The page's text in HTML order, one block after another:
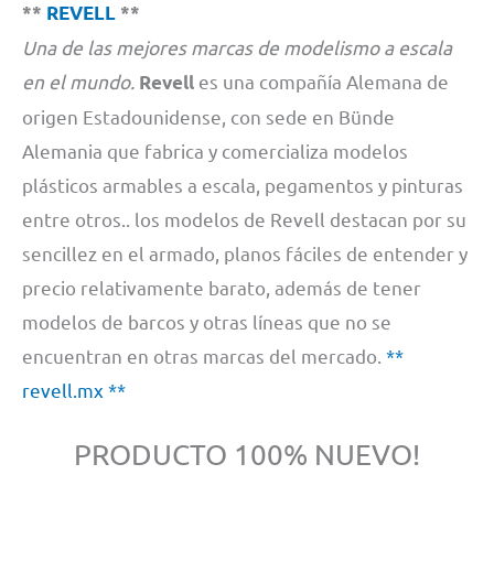
** REVELL **
Una de las mejores marcas de modelismo a escala
en el mundo. Revell es una compañía Alemana de
origen Estadounidense, con sede en Bünde
Alemania que fabrica y comercializa modelos
plásticos armables a escala, pegamentos y pinturas
entre otros.. los modelos de Revell destacan por su
sencillez en el armado, planos fáciles de entender y
precio relativamente barato, además de tener
modelos de barcos y otras líneas que no se
encuentran en otras marcas del mercado. **
revell.mx **
PRODUCTO 100% NUEVO!